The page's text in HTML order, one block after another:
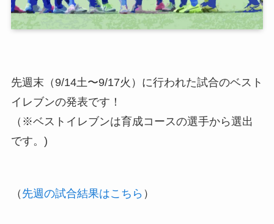
先週末（9/14土〜9/17火）に行われた試合のベスト
イレブンの発表です！
（※ベストイレブンは育成コースの選手から選出
です。)
（ 先週の試合結果はこちら ）